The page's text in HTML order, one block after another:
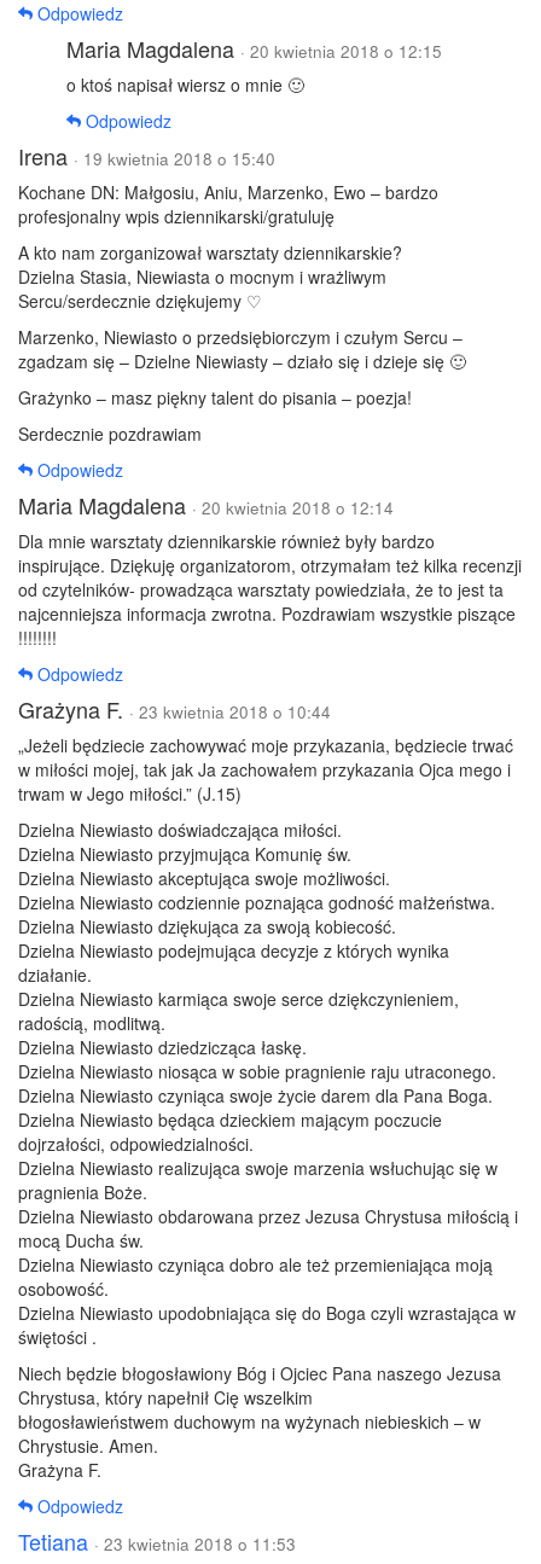
Odpowiedz
Maria Magdalena · 20 kwietnia 2018 o 12:15
o ktoś napisał wiersz o mnie 🙂
Odpowiedz
Irena · 19 kwietnia 2018 o 15:40
Kochane DN: Małgosiu, Aniu, Marzenko, Ewo – bardzo
profesjonalny wpis dziennikarski/gratuluję
A kto nam zorganizował warsztaty dziennikarskie?
Dzielna Stasia, Niewiasta o mocnym i wrażliwym
Sercu/serdecznie dziękujemy ♡
Marzenko, Niewiasto o przedsiębiorczym i czułym Sercu –
zgadzam się – Dzielne Niewiasty – działo się i dzieje się 🙂
Grażynko – masz piękny talent do pisania – poezja!
Serdecznie pozdrawiam
Odpowiedz
Maria Magdalena · 20 kwietnia 2018 o 12:14
Dla mnie warsztaty dziennikarskie również były bardzo
inspirujące. Dziękuję organizatorom, otrzymałam też kilka recenzji
od czytelników- prowadząca warsztaty powiedziała, że to jest ta
najcenniejsza informacja zwrotna. Pozdrawiam wszystkie piszące
!!!!!!!!
Odpowiedz
Grażyna F. · 23 kwietnia 2018 o 10:44
„Jeżeli będziecie zachowywać moje przykazania, będziecie trwać
w miłości mojej, tak jak Ja zachowałem przykazania Ojca mego i
trwam w Jego miłości.” (J.15)
Dzielna Niewiasto doświadczająca miłości.
Dzielna Niewiasto przyjmująca Komunię św.
Dzielna Niewiasto akceptująca swoje możliwości.
Dzielna Niewiasto codziennie poznająca godność małżeństwa.
Dzielna Niewiasto dziękująca za swoją kobiecość.
Dzielna Niewiasto podejmująca decyzje z których wynika
działanie.
Dzielna Niewiasto karmiąca swoje serce dziękczynieniem,
radością, modlitwą.
Dzielna Niewiasto dziedzicząca łaskę.
Dzielna Niewiasto niosąca w sobie pragnienie raju utraconego.
Dzielna Niewiasto czyniąca swoje życie darem dla Pana Boga.
Dzielna Niewiasto będąca dzieckiem mającym poczucie
dojrzałości, odpowiedzialności.
Dzielna Niewiasto realizująca swoje marzenia wsłuchując się w
pragnienia Boże.
Dzielna Niewiasto obdarowana przez Jezusa Chrystusa miłością i
mocą Ducha św.
Dzielna Niewiasto czyniąca dobro ale też przemieniająca moją
osobowość.
Dzielna Niewiasto upodobniająca się do Boga czyli wzrastająca w
świętości .
Niech będzie błogosławiony Bóg i Ojciec Pana naszego Jezusa
Chrystusa, który napełnił Cię wszelkim
błogosławieństwem duchowym na wyżynach niebieskich – w
Chrystusie. Amen.
Grażyna F.
Odpowiedz
Tetiana · 23 kwietnia 2018 o 11:53